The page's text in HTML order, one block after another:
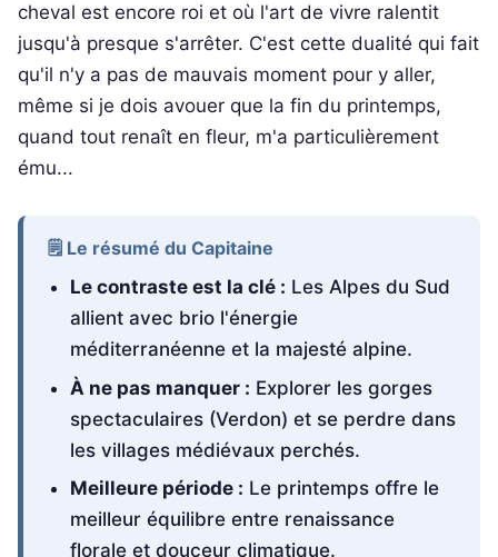
cheval est encore roi et où l'art de vivre ralentit
jusqu'à presque s'arrêter. C'est cette dualité qui fait
qu'il n'y a pas de mauvais moment pour y aller,
même si je dois avouer que la fin du printemps,
quand tout renaît en fleur, m'a particulièrement
ému...
🗒️ Le résumé du Capitaine
Le contraste est la clé : Les Alpes du Sud
allient avec brio l'énergie
méditerranéenne et la majesté alpine.
À ne pas manquer : Explorer les gorges
spectaculaires (Verdon) et se perdre dans
les villages médiévaux perchés.
Meilleure période : Le printemps offre le
meilleur équilibre entre renaissance
florale et douceur climatique.